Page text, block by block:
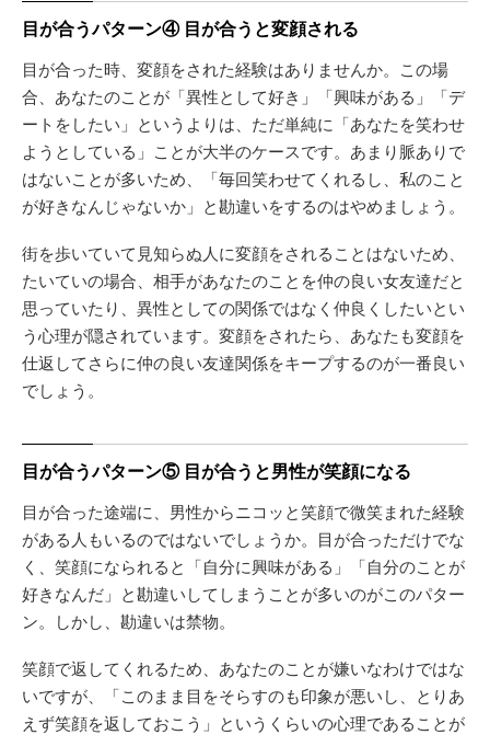
目が合うパターン④ 目が合うと変顔される
目が合った時、変顔をされた経験はありませんか。この場
合、あなたのことが「異性として好き」「興味がある」「デ
ートをしたい」というよりは、ただ単純に「あなたを笑わせ
ようとしている」ことが大半のケースです。あまり脈ありで
はないことが多いため、「毎回笑わせてくれるし、私のこと
が好きなんじゃないか」と勘違いをするのはやめましょう。
街を歩いていて見知らぬ人に変顔をされることはないため、
たいていの場合、相手があなたのことを仲の良い女友達だと
思っていたり、異性としての関係ではなく仲良くしたいとい
う心理が隠されています。変顔をされたら、あなたも変顔を
仕返してさらに仲の良い友達関係をキープするのが一番良い
でしょう。
目が合うパターン⑤ 目が合うと男性が笑顔になる
目が合った途端に、男性からニコッと笑顔で微笑まれた経験
がある人もいるのではないでしょうか。目が合っただけでな
く、笑顔になられると「自分に興味がある」「自分のことが
好きなんだ」と勘違いしてしまうことが多いのがこのパター
ン。しかし、勘違いは禁物。
笑顔で返してくれるため、あなたのことが嫌いなわけではな
いですが、「このまま目をそらすのも印象が悪いし、とりあ
えず笑顔を返しておこう」というくらいの心理であることが